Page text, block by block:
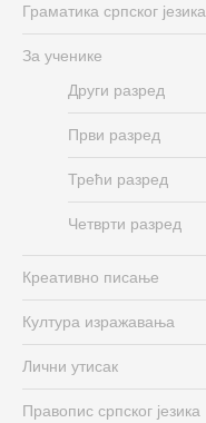
Граматика српског језика
За ученике
Други разред
Први разред
Трећи разред
Четврти разред
Креативно писање
Култура изражавања
Лични утисак
Правопис српског језика